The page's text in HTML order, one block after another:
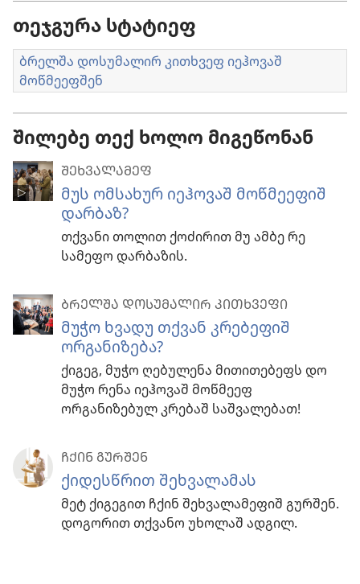
თეჯგურა სტატიეფ
ბრელშა დოსუმალირ კითხვეფ იეჰოვაშ
მოწმეეფშენ
შილებე თექ ხოლო მიგეწონან
ᲨᲔᲮᲕᲐᲚᲐᲛᲔᲤ
მუს ომსახურ იეჰოვაშ მოწმეეფიშ
დარბაზ?
თქვანი თოლით ქოძირით მუ ამბე რე
სამეფო დარბაზის.
ᲑᲠᲔᲚᲨᲐ ᲓᲝᲡᲣᲛᲐᲚᲘᲠ ᲙᲘᲗᲮᲕᲔᲤᲘ
მუჭო ხვადუ თქვან კრებეფიშ
ორგანიზება?
ქიგეგ, მუჭო ღებულენა მითითებეფს დო
მუჭო რენა იეჰოვაშ მოწმეეფ
ორგანიზებულ კრებაშ საშვალებათ!
ᲩᲥᲘᲜ ᲒᲣᲠᲨᲔᲜ
ქიდესწრით შეხვალამას
მეტ ქიგეგით ჩქინ შეხვალამეფიშ გურშენ.
დოგორით თქვანო უხოლაშ ადგილ.